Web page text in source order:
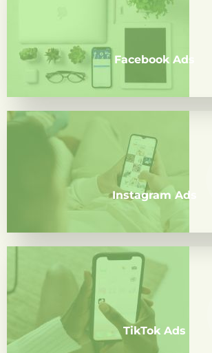
01Segmentación hiperprecisa,
campañas de tráfico, leads y
negocios locales, ecommerce y
Facebook Ads
02
Anuncios visuales que conectan
jóvenes y dinámicas. Stories, reels,
más para impulsar la interacción y
Instagram Ads
03
Publicidad nativa, creativa y viral.
captar nuevos públicos con alto
Requiere enfoque visual y
TikTok Ads